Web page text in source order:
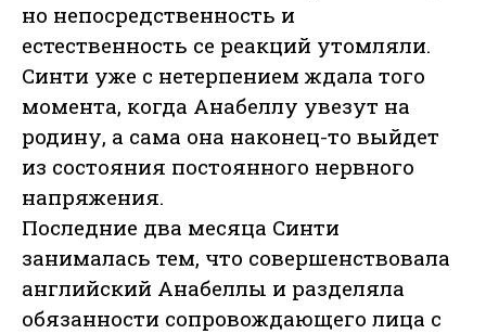
но непосредственность и
естественность се реакций утомляли.
Синти уже с нетерпением ждала того
момента, когда Анабеллу увезут на
родину, а сама она наконец-то выйдет
из состояния постоянного нервного
напряжения.
Последние два месяца Синти
занималась тем, что совершенствовала
английский Анабеллы и разделяла
обязанности сопровождающего лица с